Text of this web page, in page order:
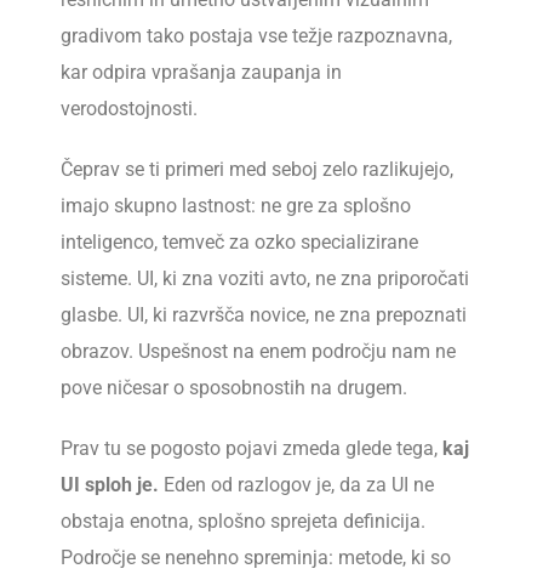
gradivom tako postaja vse težje razpoznavna,
kar odpira vprašanja zaupanja in
verodostojnosti.
Čeprav se ti primeri med seboj zelo razlikujejo,
imajo skupno lastnost: ne gre za splošno
inteligenco, temveč za ozko specializirane
sisteme. UI, ki zna voziti avto, ne zna priporočati
glasbe. UI, ki razvršča novice, ne zna prepoznati
obrazov. Uspešnost na enem področju nam ne
pove ničesar o sposobnostih na drugem.
Prav tu se pogosto pojavi zmeda glede tega, kaj
UI sploh je. Eden od razlogov je, da za UI ne
obstaja enotna, splošno sprejeta definicija.
Področje se nenehno spreminja: metode, ki so